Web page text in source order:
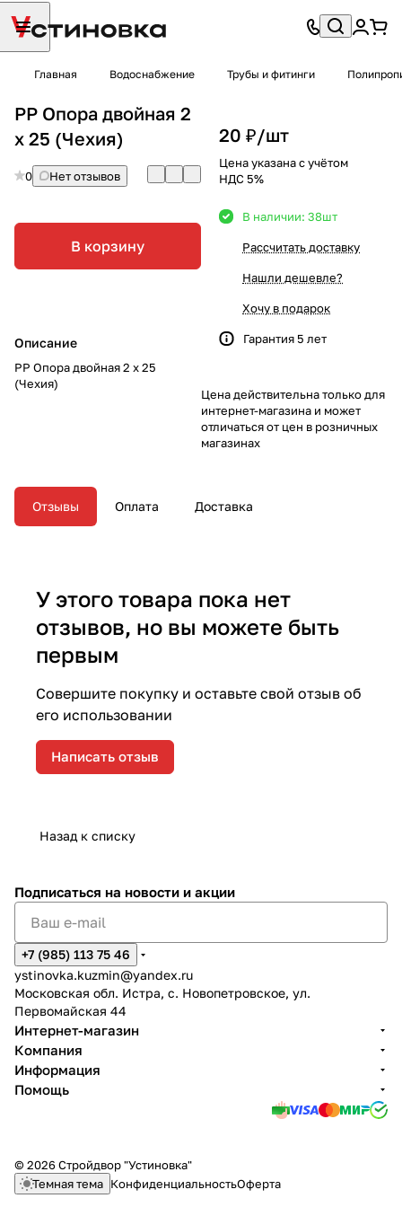
Главная Водоснабжение Трубы и фитинги
PP Опора двойная 2
х 25 (Чехия)
0 Нет отзывов
В корзину
Описание
PP Опора двойная 2 х 25
(Чехия)
20 ₽/шт
Цена указана с учётом
НДС 5%
В наличии: 38шт
Рассчитать доставку
Нашли дешевле?
Хочу в подарок
Гарантия 5 лет
Цена действительна только для
интернет-магазина и может
отличаться от цен в розничных
магазинах
Отзывы Оплата Доставка
У этого товара пока нет
отзывов, но вы можете быть
первым
Совершите покупку и оставьте свой отзыв об
его использовании
Написать отзыв
Назад к списку
Подписаться на новости и акции
+7 (985) 113 75 46
ystinovka.kuzmin@yandex.ru
Московская обл. Истра, с. Новопетровское, ул.
Первомайская 44
Интернет-магазин
Компания
Информация
Помощь
© 2026 Стройдвор "Устиновка"
Темная тема КонфиденциальностьОферта